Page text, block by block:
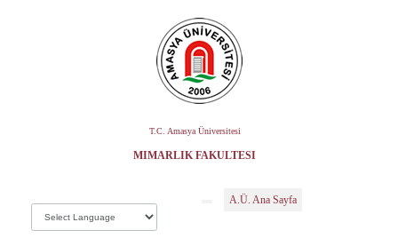
T.C. Amasya Üniversitesi
MIMARLIK FAKÜLTESI
A.Ü. Ana Sayfa